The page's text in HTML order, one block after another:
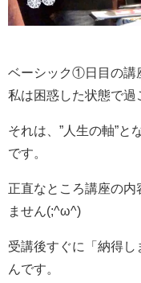
ベーシック①日目の講
私は困惑した状態で過
それは、”人生の軸”と
です。
正直なところ講座の内
ません(;^ω^)
受講後すぐに「納得
んです。